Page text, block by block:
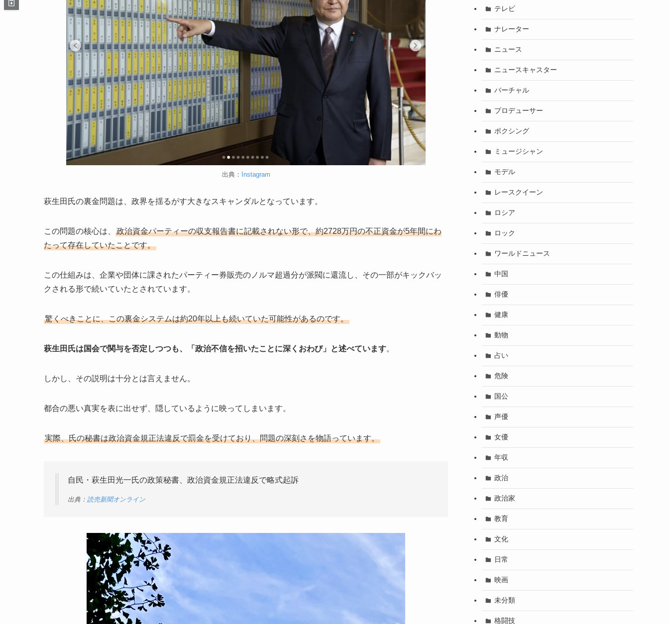
出典： Instagram
萩生田氏の裏金問題は、政界を揺るがす大きなスキャンダルとなっています。
この問題の核心は、
政治資金パーティーの収支報告書に記載されない形で、約2728万円の不正資金が5年間にわ
たって存在していたことです。
この仕組みは、企業や団体に課されたパーティー券販売のノルマ超過分が派閥に還流し、その一部がキックバッ
クされる形で続いていたとされています。
驚くべきことに、この裏金システムは約20年以上も続いていた可能性があるのです。
萩生田氏は国会で関与を否定しつつも、「政治不信を招いたことに深くおわび」と述べています。
しかし、その説明は十分とは言えません。
都合の悪い真実を表に出せず、隠しているように映ってしまいます。
実際、氏の秘書は政治資金規正法違反で罰金を受けており、問題の深刻さを物語っています。
自民・萩生田光一氏の政策秘書、政治資金規正法違反で略式起訴
出典： 読売新聞オンライン
テレビ
ナレーター
ニュース
ニュースキャスター
バーチャル
プロデューサー
ボクシング
ミュージシャン
モデル
レースクイーン
ロシア
ロック
ワールドニュース
中国
俳優
健康
動物
占い
危険
国公
声優
女優
年収
政治
政治家
教育
文化
日常
映画
未分類
格闘技